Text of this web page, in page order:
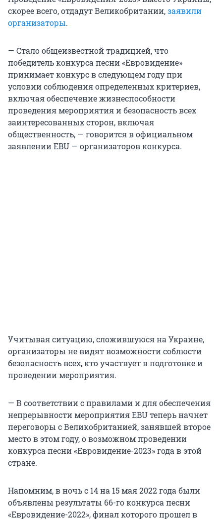
скорее всего, отдадут Великобритании,заявили
организаторы.
— Стало общеизвестной традицией, что
победитель конкурса песни «Евровидение»
принимает конкурс в следующем году при
условии соблюдения определенных критериев,
включая обеспечение жизнеспособности
проведения мероприятия и безопасность всех
заинтересованных сторон, включая
общественность, — говорится в официальном
заявлении EBU — организаторов конкурса.
Учитывая ситуацию, сложившуюся на Украине,
организаторы не видят возможности соблюсти
безопасность всех, кто участвует в подготовке и
проведении мероприятия.
— В соответствии с правилами и для обеспечения
непрерывности мероприятия EBU теперь начнет
переговоры с Великобританией, занявшей второе
место в этом году, о возможном проведении
конкурса песни «Евровидение-2023» года в этой
стране.
Напомним, в ночь с 14 на 15 мая 2022 года были
объявлены результаты 66-го конкурса песни
«Евровидение-2022», финал которого прошел в